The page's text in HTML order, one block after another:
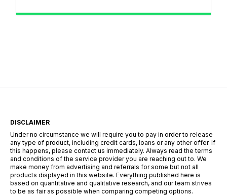
DISCLAIMER
Under no circumstance we will require you to pay in order to release
any type of product, including credit cards, loans or any other offer. If
this happens, please contact us immediately. Always read the terms
and conditions of the service provider you are reaching out to. We
make money from advertising and referrals for some but not all
products displayed in this website. Everything published here is
based on quantitative and qualitative research, and our team strives
to be as fair as possible when comparing competing options.